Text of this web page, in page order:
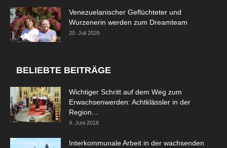
Venezuelanischer Geflüchteter und
Wurzenerin werden zum Dreamteam
20. Juli 2026
BELIEBTE BEITRÄGE
Wichtiger Schritt auf dem Weg zum
Erwachsenwerden: Achtklässler in der
Region...
4. Juni 2018
Interkommunale Arbeit in der wachsenden